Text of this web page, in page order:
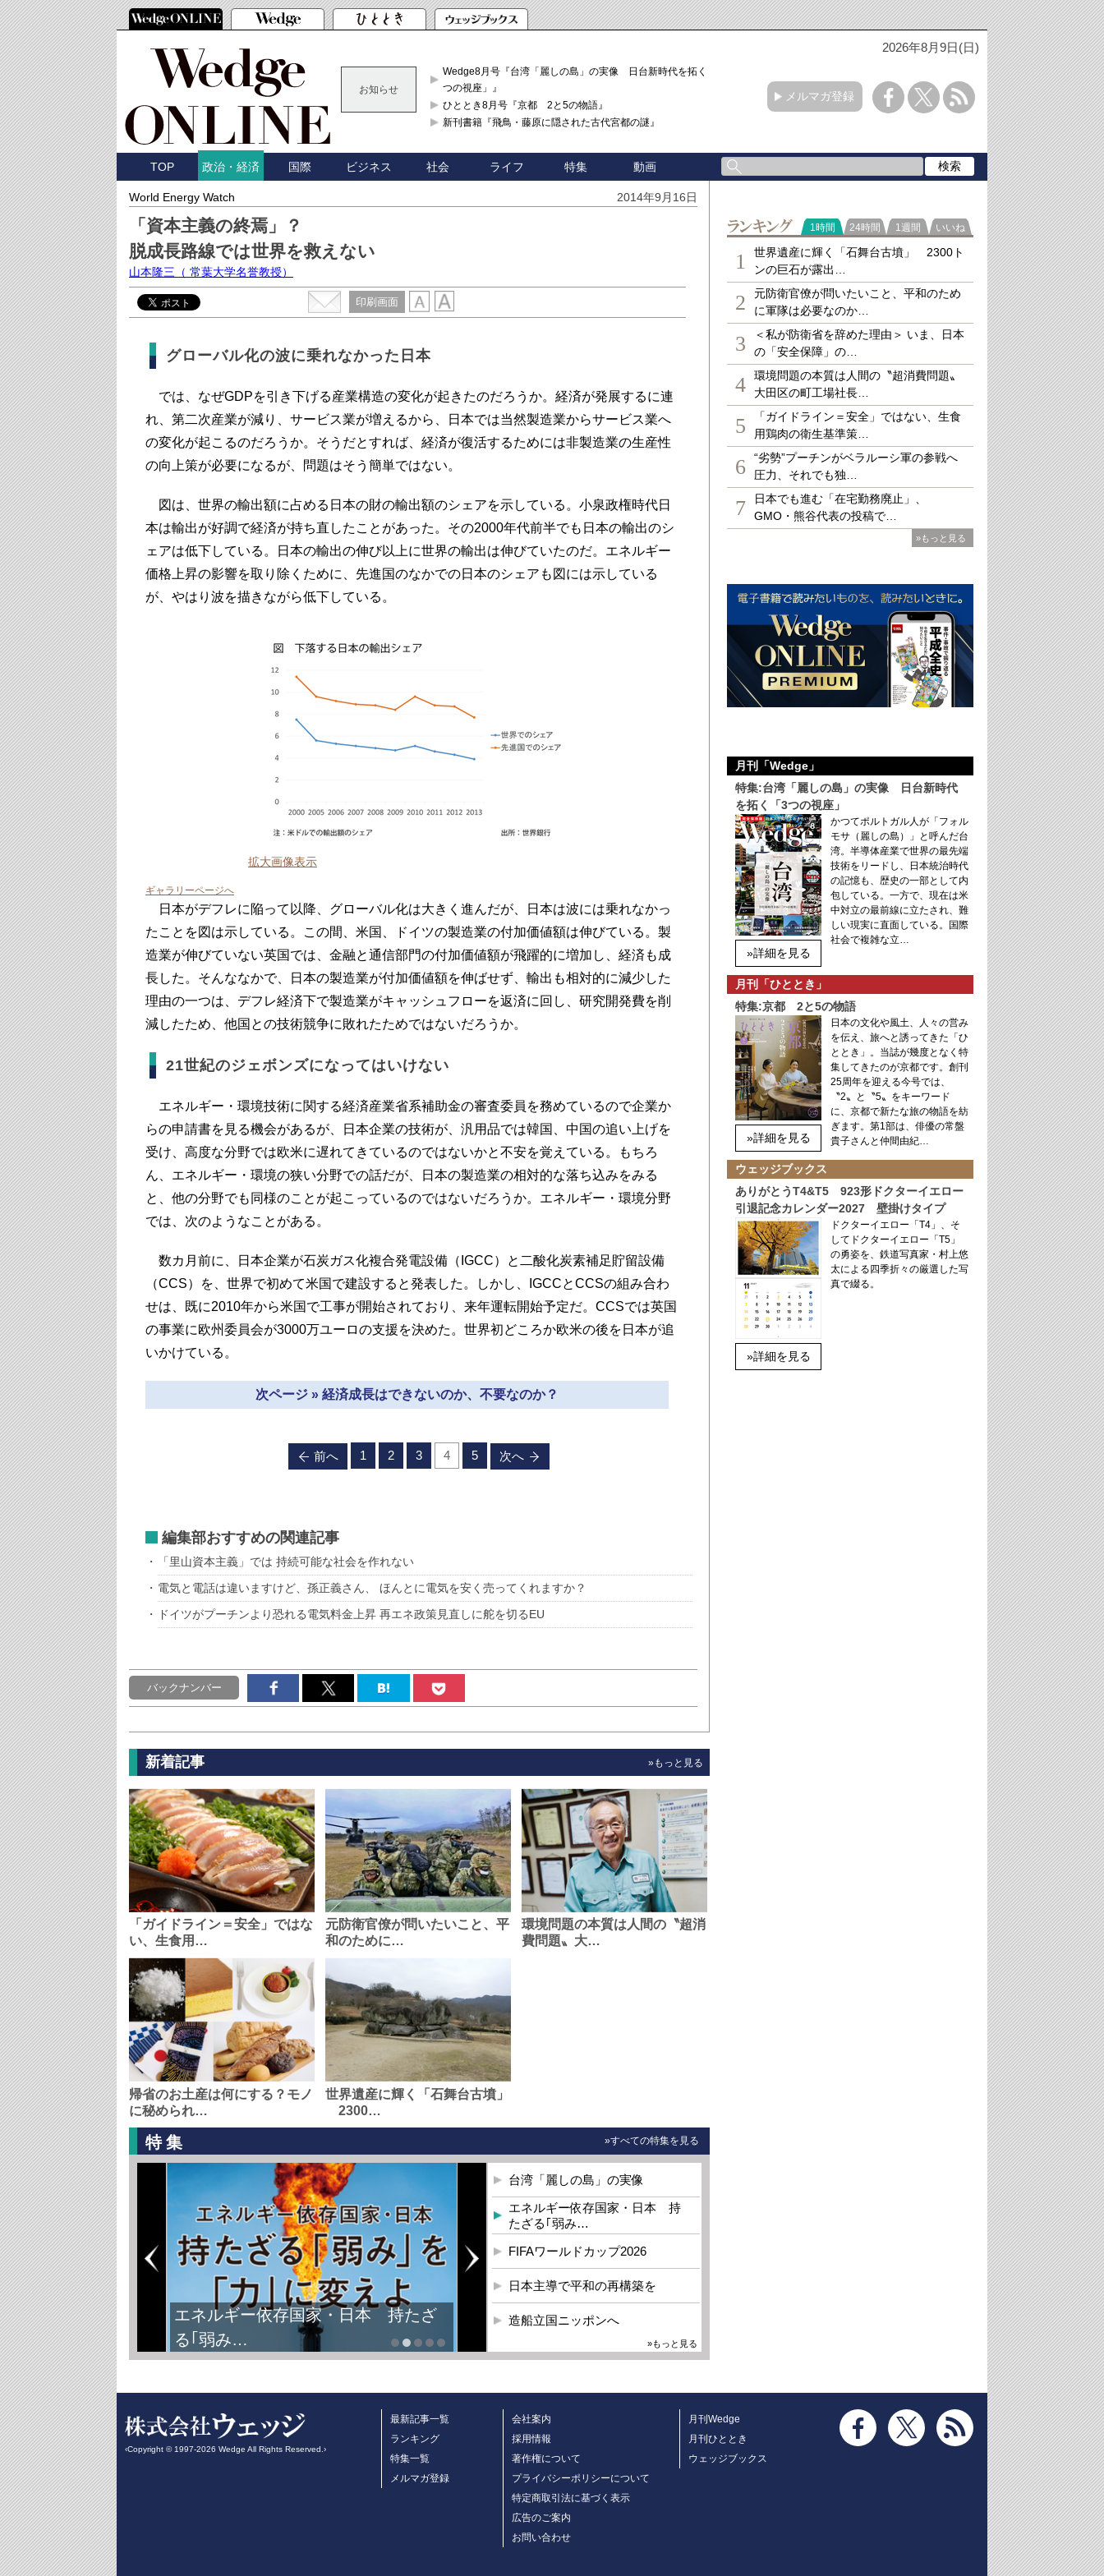
2026年8月9日(日)
お知らせ
Wedge8月号『台湾「麗しの島」の実像 日台新時代を拓く「3
つの視座」』
ひととき8月号『京都 2と5の物語』
新刊書籍『飛鳥・藤原に隠された古代宮都の謎』
メルマガ登録
TOP 政治・経済 国際 ビジネス 社会 ライフ 特集 動画
World Energy Watch 2014年9月16日
「資本主義の終焉」？
脱成長路線では世界を救えない
山本隆三 （ 常葉大学名誉教授）
印刷画面
グローバル化の波に乗れなかった日本
では、なぜGDPを引き下げる産業構造の変化が起きたのだろうか。経済が発展するに連
れ、第二次産業が減り、サービス業が増えるから、日本では当然製造業からサービス業へ
の変化が起こるのだろうか。そうだとすれば、経済が復活するためには非製造業の生産性
の向上策が必要になるが、問題はそう簡単ではない。
図は、世界の輸出額に占める日本の財の輸出額のシェアを示している。小泉政権時代日
本は輸出が好調で経済が持ち直したことがあった。その2000年代前半でも日本の輸出のシ
ェアは低下している。日本の輸出の伸び以上に世界の輸出は伸びていたのだ。エネルギー
価格上昇の影響を取り除くために、先進国のなかでの日本のシェアも図には示している
が、やはり波を描きながら低下している。
拡大画像表示
ギャラリーページへ
日本がデフレに陥って以降、グローバル化は大きく進んだが、日本は波には乗れなかっ
たことを図は示している。この間、米国、ドイツの製造業の付加価値額は伸びている。製
造業が伸びていない英国では、金融と通信部門の付加価値額が飛躍的に増加し、経済も成
長した。そんななかで、日本の製造業が付加価値額を伸ばせず、輸出も相対的に減少した
理由の一つは、デフレ経済下で製造業がキャッシュフローを返済に回し、研究開発費を削
減したため、他国との技術競争に敗れたためではないだろうか。
21世紀のジェボンズになってはいけない
エネルギー・環境技術に関する経済産業省系補助金の審査委員を務めているので企業か
らの申請書を見る機会があるが、日本企業の技術が、汎用品では韓国、中国の追い上げを
受け、高度な分野では欧米に遅れてきているのではないかと不安を覚えている。もちろ
ん、エネルギー・環境の狭い分野での話だが、日本の製造業の相対的な落ち込みをみる
と、他の分野でも同様のことが起こっているのではないだろうか。エネルギー・環境分野
では、次のようなことがある。
数カ月前に、日本企業が石炭ガス化複合発電設備（IGCC）と二酸化炭素補足貯留設備
（CCS）を、世界で初めて米国で建設すると発表した。しかし、IGCCとCCSの組み合わ
せは、既に2010年から米国で工事が開始されており、来年運転開始予定だ。CCSでは英国
の事業に欧州委員会が3000万ユーロの支援を決めた。世界初どころか欧米の後を日本が追
いかけている。
次ページ » 経済成長はできないのか、不要なのか？
前へ 1 2 3 4 5 次へ
編集部おすすめの関連記事
「里山資本主義」では 持続可能な社会を作れない
電気と電話は違いますけど、孫正義さん、 ほんとに電気を安く売ってくれますか？
ドイツがプーチンより恐れる電気料金上昇 再エネ政策見直しに舵を切るEU
バックナンバー
新着記事 »もっと見る
「ガイドライン＝安全」ではな
い、生食用…
元防衛官僚が問いたいこと、平
和のために…
環境問題の本質は人間の〝超消
費問題〟大…
帰省のお土産は何にする？モノ
に秘められ…
世界遺産に輝く「石舞台古墳」
2300…
特集 »すべての特集を見る
エネルギー依存国家・日本 持たざ
る｢弱み…
台湾「麗しの島」の実像
エネルギー依存国家・日本 持
たざる｢弱み…
FIFAワールドカップ2026
日本主導で平和の再構築を
造船立国ニッポンへ
»もっと見る
ランキング
1時間 24時間 1週間 いいね
1
世界遺産に輝く「石舞台古墳」 2300ト
ンの巨石が露出…
2
元防衛官僚が問いたいこと、平和のため
に軍隊は必要なのか…
3
＜私が防衛省を辞めた理由＞ いま、日本
の「安全保障」の…
4
環境問題の本質は人間の〝超消費問題〟
大田区の町工場社長…
5
「ガイドライン＝安全」ではない、生食
用鶏肉の衛生基準策…
6
“劣勢”プーチンがベラルーシ軍の参戦へ
圧力、それでも独…
7
日本でも進む「在宅勤務廃止」、
GMO・熊谷代表の投稿で…
»もっと見る
月刊「Wedge」
特集:台湾「麗しの島」の実像 日台新時代
を拓く「3つの視座」
»詳細を見る
かつてポルトガル人が「フォル
モサ（麗しの島）」と呼んだ台
湾。半導体産業で世界の最先端
技術をリードし、日本統治時代
の記憶も、歴史の一部として内
包している。一方で、現在は米
中対立の最前線に立たされ、難
しい現実に直面している。国際
社会で複雑な立…
月刊「ひととき」
特集:京都 2と5の物語
»詳細を見る
日本の文化や風土、人々の営み
を伝え、旅へと誘ってきた「ひ
ととき」。当誌が幾度となく特
集してきたのが京都です。創刊
25周年を迎える今号では、
〝2〟と〝5〟をキーワード
に、京都で新たな旅の物語を紡
ぎます。第1部は、俳優の常盤
貴子さんと仲間由紀…
ウェッジブックス
ありがとうT4&T5 923形ドクターイエロー
引退記念カレンダー2027 壁掛けタイプ
»詳細を見る
ドクターイエロー「T4」、そ
してドクターイエロー「T5」
の勇姿を、鉄道写真家・村上悠
太による四季折々の厳選した写
真で綴る。
‹Copyright © 1997-2026 Wedge All Rights Reserved.›
最新記事一覧
ランキング
特集一覧
メルマガ登録
会社案内
採用情報
著作権について
プライバシーポリシーについて
特定商取引法に基づく表示
広告のご案内
お問い合わせ
月刊Wedge
月刊ひととき
ウェッジブックス